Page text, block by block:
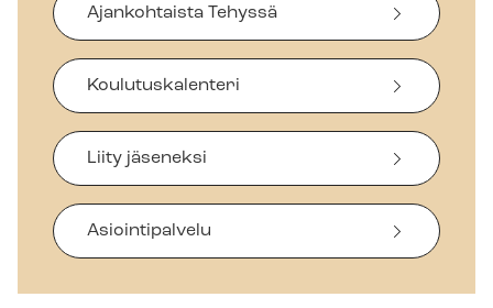
Ajankohtaista Tehyssä
Koulutuskalenteri
Liity jäseneksi
Asiointipalvelu